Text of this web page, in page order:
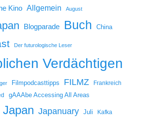
Kino Allgemein August
Blogparade Buch China
Der futurologische Leser
Verdächtigen
Filmpodcasttipps FILMZ
Frankreich
gAAAbe Accessing All Areas
Japan Japanuary Juli Kafka